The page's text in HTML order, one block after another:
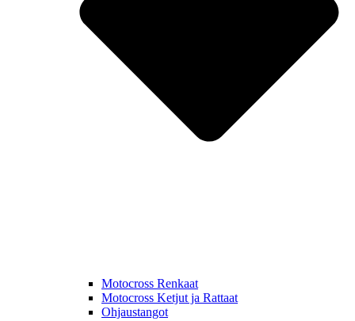
Motocross Renkaat
Motocross Ketjut ja Rattaat
Ohjaustangot